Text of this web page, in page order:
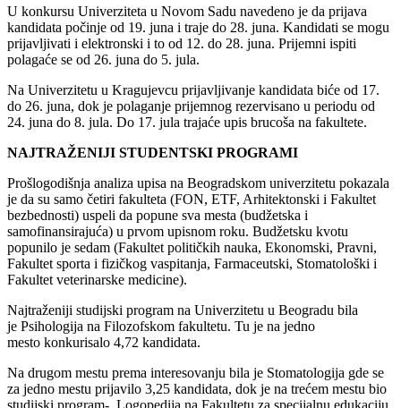
U konkursu Univerziteta u Novom Sadu navedeno je da prijava
kandidata počinje od 19. juna i traje do 28. juna. Kandidati se mogu
prijavljivati i elektronski i to od 12. do 28. juna. Prijemni ispiti
polagaće se od 26. juna do 5. jula.
Na Univerzitetu u Kragujevcu prijavljivanje kandidata biće od 17.
do 26. juna, dok je polaganje prijemnog rezervisano u periodu od
24. juna do 8. jula. Do 17. jula trajaće upis brucoša na fakultete.
NAJTRAŽENIJI STUDENTSKI PROGRAMI
Prošlogodišnja analiza upisa na Beogradskom univerzitetu pokazala
je da su samo četiri fakulteta (FON, ETF, Arhitektonski i Fakultet
bezbednosti) uspeli da popune sva mesta (budžetska i
samofinansirajuća) u prvom upisnom roku. Budžetsku kvotu
popunilo je sedam (Fakultet političkih nauka, Ekonomski, Pravni,
Fakultet sporta i fizičkog vaspitanja, Farmaceutski, Stomatološki i
Fakultet veterinarske medicine).
Najtraženiji studijski program na Univerzitetu u Beogradu bila
je Psihologija na Filozofskom fakultetu. Tu je na jedno
mesto konkurisalo 4,72 kandidata.
Na drugom mestu prema interesovanju bila je Stomatologija gde se
za jedno mestu prijavilo 3,25 kandidata, dok je na trećem mestu bio